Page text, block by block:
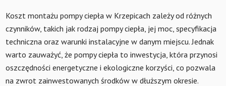
Koszt montażu pompy ciepła w Krzepicach zależy od różnych
czynników, takich jak rodzaj pompy ciepła, jej moc, specyfikacja
techniczna oraz warunki instalacyjne w danym miejscu. Jednak
warto zauważyć, że pompy ciepła to inwestycja, która przynosi
oszczędności energetyczne i ekologiczne korzyści, co pozwala
na zwrot zainwestowanych środków w dłuższym okresie.